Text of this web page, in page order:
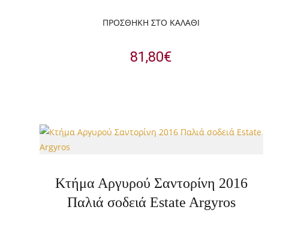
ΠΡΟΣΘΉΚΗ ΣΤΟ ΚΑΛΆΘΙ
81,80€
Κτήμα Αργυρού Σαντορίνη 2016
Παλιά σοδειά Estate Argyros